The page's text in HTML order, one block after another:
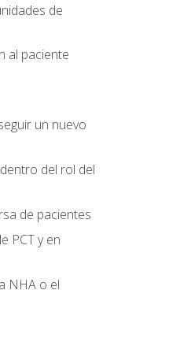
de
al paciente
un nuevo
del rol del
de pacientes
PCT y en
NHA o el